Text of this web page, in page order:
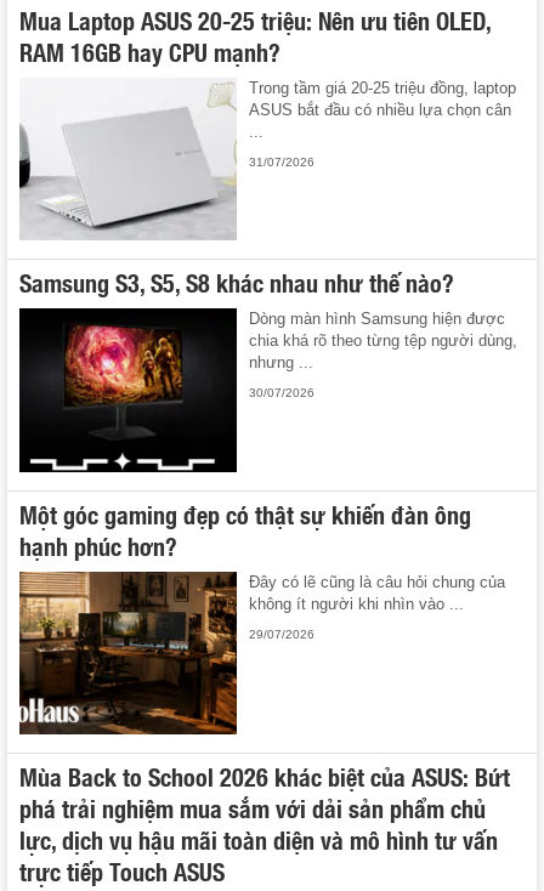
Mua Laptop ASUS 20-25 triệu: Nên ưu tiên OLED,
RAM 16GB hay CPU mạnh?
Trong tầm giá 20-25 triệu đồng, laptop
ASUS bắt đầu có nhiều lựa chọn cân
...
31/07/2026
Samsung S3, S5, S8 khác nhau như thế nào?
Dòng màn hình Samsung hiện được
chia khá rõ theo từng tệp người dùng,
nhưng ...
30/07/2026
Một góc gaming đẹp có thật sự khiến đàn ông
hạnh phúc hơn?
Đây có lẽ cũng là câu hỏi chung của
không ít người khi nhìn vào ...
29/07/2026
Mùa Back to School 2026 khác biệt của ASUS: Bứt
phá trải nghiệm mua sắm với dải sản phẩm chủ
lực, dịch vụ hậu mãi toàn diện và mô hình tư vấn
trực tiếp Touch ASUS